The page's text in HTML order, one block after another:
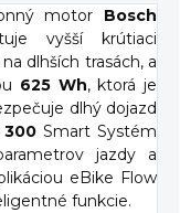
motor Bosch
vyšší krútiaci
dlhších trasách, a
625 Wh, ktorá je
dlhý dojazd
300 Smart Systém
jazdy a
eBike Flow
funkcie.